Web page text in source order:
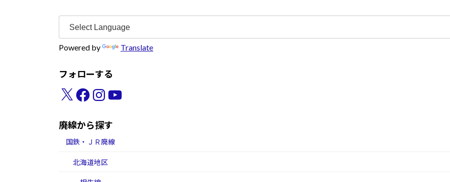
Powered by Translate
フォローする
X Facebook
Instagram
YouTube
廃線から探す
国鉄・ＪＲ廃線
北海道地区